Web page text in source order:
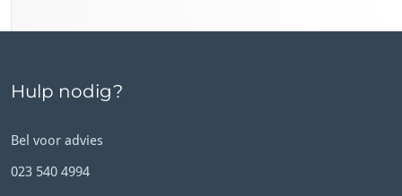
Hulp nodig?
Bel voor advies
023 540 4994